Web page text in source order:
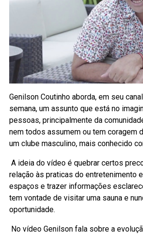
Genilson Coutinho aborda, em seu
semana, um assunto que está no
pessoas, principalmente da
nem todos assumem ou tem coragem
um clube masculino, mais conhecido
A ideia do vídeo é quebrar certos
relação às praticas do entretenimento
espaços e trazer informações
tem vontade de visitar uma sauna e
oportunidade.
No vídeo Genilson fala sobre a